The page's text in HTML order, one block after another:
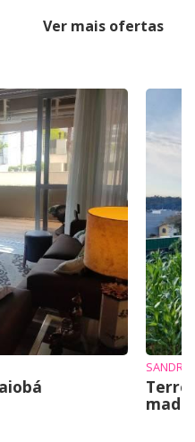
Ver mais ofertas
mad